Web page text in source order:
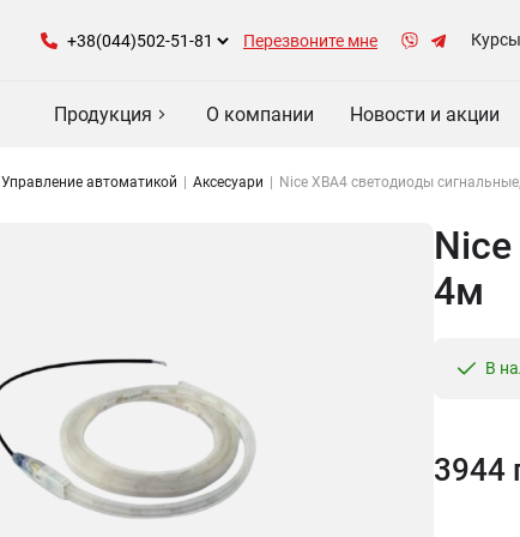
Перезвоните мне
Продукция О компании Новости и акции
Управление автоматикой Аксесуари Nice XBA4 cветодиоды
4м
В
3944